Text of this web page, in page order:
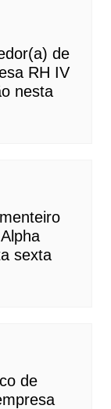
de
RH IV
nesta
sexta
de